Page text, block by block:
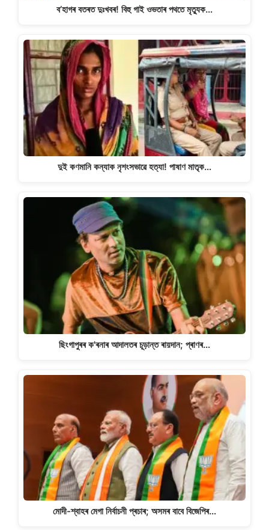
ব’হাগৰ বতৰত দুঃখবৰ! বিহু গাই ওভতাৰ পথতে মৃত্যুক…
দুই কণমানি কন্যাক নৃশংসভাৱে হত্যা! পাষাণ মাতৃক…
ছিংগাপুৰৰ ক'ৰনাৰ আদালতৰ চূড়ান্ত ৰায়দান; প্ৰাণৰ…
মোদী-শ্বাহৰ মেগা নিৰ্বাচনী প্ৰচাৰ; অসমৰ বাবে বিজেপিৰ…